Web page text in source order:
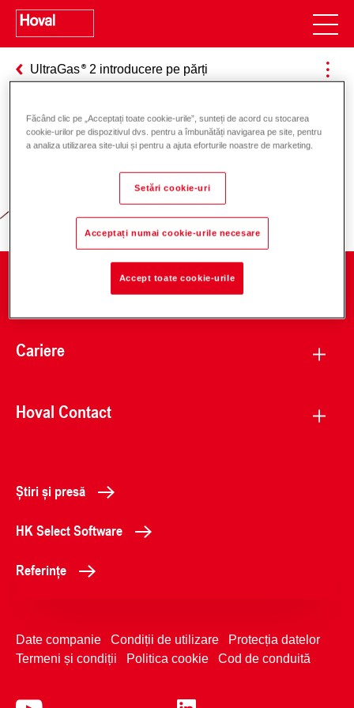
UltraGas 2 introducere pe părți
Responsabilitate pentru energie și
mediu
Cariere
Hoval Contact
Știri și presă
HK Select Software
Referințe
Date companie Condiții de utilizare
Protecția datelor
Termeni și condiții
Politica cookie Cod de conduită
Făcând clic pe „Acceptați toate cookie-urile”, sunteți de acord cu stocarea
cookie-urilor pe dispozitivul dvs. pentru a îmbunătăți navigarea pe site, pentru
a analiza utilizarea site-ului și pentru a ajuta eforturile noastre de marketing.
Setări cookie-uri
Acceptați numai cookie-urile necesare
Accept toate cookie-urile